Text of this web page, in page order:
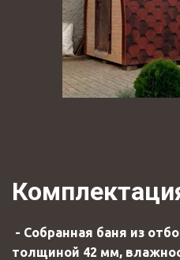
- Собранная баня из
толщиной 42 мм,